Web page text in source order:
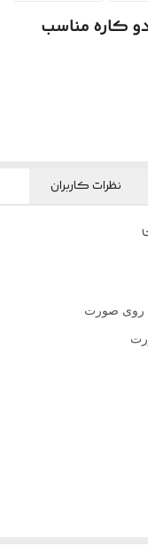
کاره مناسب
نظرات کاربران
روی صورت